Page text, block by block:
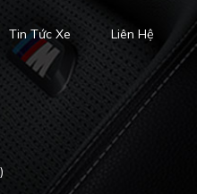
Tin Tức Xe Liên Hệ